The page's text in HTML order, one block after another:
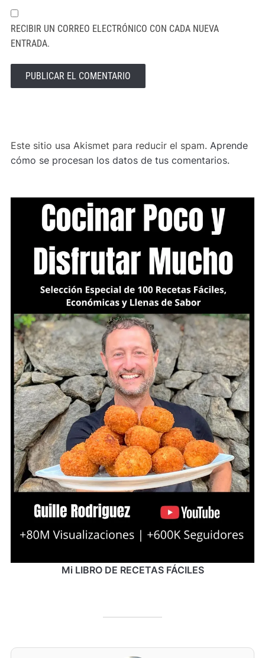
RECIBIR UN CORREO ELECTRÓNICO CON CADA NUEVA
ENTRADA.
Este sitio usa Akismet para reducir el spam. Aprende
cómo se procesan los datos de tus comentarios.
Mi LIBRO DE RECETAS FÁCILES